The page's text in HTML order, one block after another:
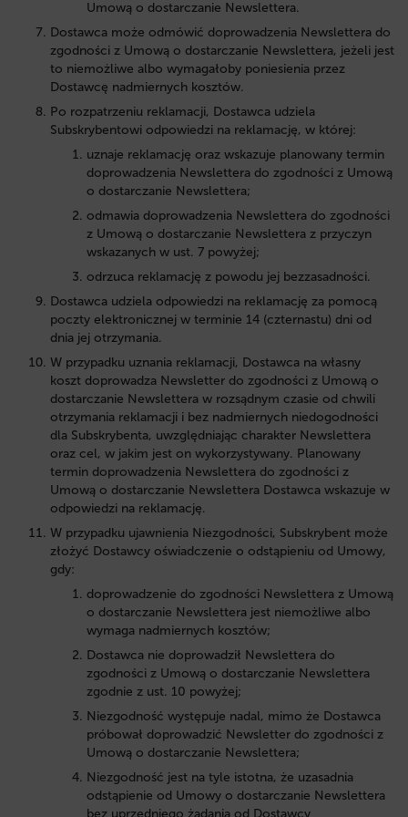
Umową o dostarczanie Newslettera.
Dostawca może odmówić doprowadzenia Newslettera do
zgodności z Umową o dostarczanie Newslettera, jeżeli jest
to niemożliwe albo wymagałoby poniesienia przez
Dostawcę nadmiernych kosztów.
Po rozpatrzeniu reklamacji, Dostawca udziela
Subskrybentowi odpowiedzi na reklamację, w której:
uznaje reklamację oraz wskazuje planowany termin
doprowadzenia Newslettera do zgodności z Umową
o dostarczanie Newslettera;
odmawia doprowadzenia Newslettera do zgodności
z Umową o dostarczanie Newslettera z przyczyn
wskazanych w ust. 7 powyżej;
odrzuca reklamację z powodu jej bezzasadności.
Dostawca udziela odpowiedzi na reklamację za pomocą
poczty elektronicznej w terminie 14 (czternastu) dni od
dnia jej otrzymania.
W przypadku uznania reklamacji, Dostawca na własny
koszt doprowadza Newsletter do zgodności z Umową o
dostarczanie Newslettera w rozsądnym czasie od chwili
otrzymania reklamacji i bez nadmiernych niedogodności
dla Subskrybenta, uwzględniając charakter Newslettera
oraz cel, w jakim jest on wykorzystywany. Planowany
termin doprowadzenia Newslettera do zgodności z
Umową o dostarczanie Newslettera Dostawca wskazuje w
odpowiedzi na reklamację.
W przypadku ujawnienia Niezgodności, Subskrybent może
złożyć Dostawcy oświadczenie o odstąpieniu od Umowy,
gdy:
doprowadzenie do zgodności Newslettera z Umową
o dostarczanie Newslettera jest niemożliwe albo
wymaga nadmiernych kosztów;
Dostawca nie doprowadził Newslettera do
zgodności z Umową o dostarczanie Newslettera
zgodnie z ust. 10 powyżej;
Niezgodność występuje nadal, mimo że Dostawca
próbował doprowadzić Newsletter do zgodności z
Umową o dostarczanie Newslettera;
Niezgodność jest na tyle istotna, że uzasadnia
odstąpienie od Umowy o dostarczanie Newslettera
bez uprzedniego żądania od Dostawcy